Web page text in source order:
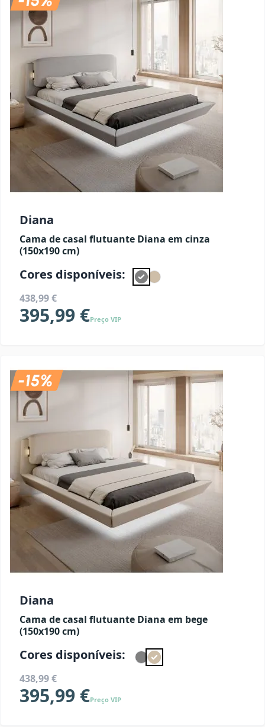
Diana
Cama de casal flutuante Diana em cinza
(150x190 cm)
Cores disponíveis:
438,99 €
395,99 €Preço VIP
Diana
Cama de casal flutuante Diana em bege
(150x190 cm)
Cores disponíveis:
438,99 €
395,99 €Preço VIP